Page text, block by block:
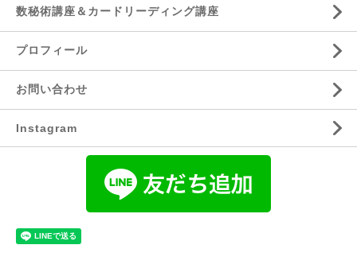
数秘術講座＆カードリーディング講座
プロフィール
お問い合わせ
Instagram